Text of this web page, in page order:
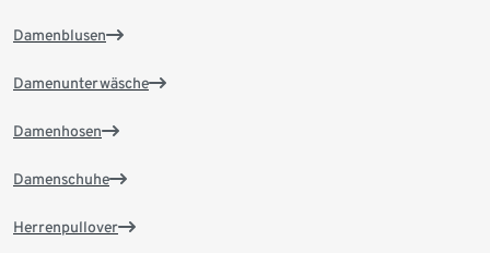
Damenblusen
Damenunterwäsche
Damenhosen
Damenschuhe
Herrenpullover